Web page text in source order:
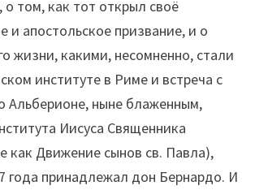
том, как тот открыл своё
и апостольское призвание, и о
жизни, какими, несомненно, стали
институте в Риме и встреча с
ныне блаженным,
Иисуса Священника
как Движение сынов св. Павла),
года принадлежал дон Бернардо. И